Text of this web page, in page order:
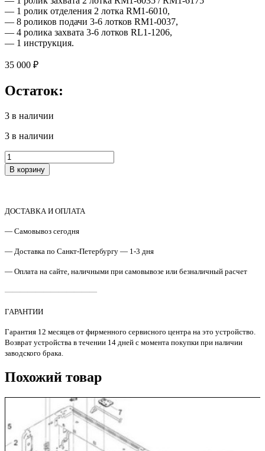
— 1 ролик отделения 2 лотка RM1-6010,
— 8 роликов подачи 3-6 лотков RM1-0037,
— 4 ролика захвата 3-6 лотков RL1-1206,
— 1 инструкция.
35 000 ₽
Остаток:
3 в наличии
3 в наличии
Количество
товара
CE979A
Комплект
блока
изображения
CLJ
M775
В корзину
ДОСТАВКА И ОПЛАТА
— Самовывоз сегодня
— Доставка по Санкт-Петербургу — 1-3 дня
— Оплата на сайте, наличными при самовывозе или безналичный расчет
————————————
ГАРАНТИИ
Гарантия 12 месяцев от фирменного сервисного центра на это устройство.
Возврат устройства в течении 14 дней с момента покупки при наличии
заводского брака.
Похожий товар